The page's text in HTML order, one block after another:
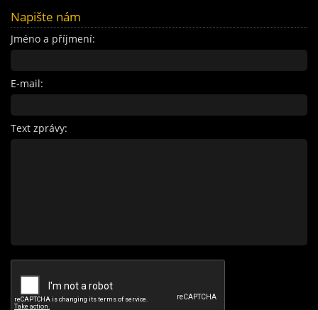
Napište nám
Jméno a příjmení:
E-mail:
Text zprávy: